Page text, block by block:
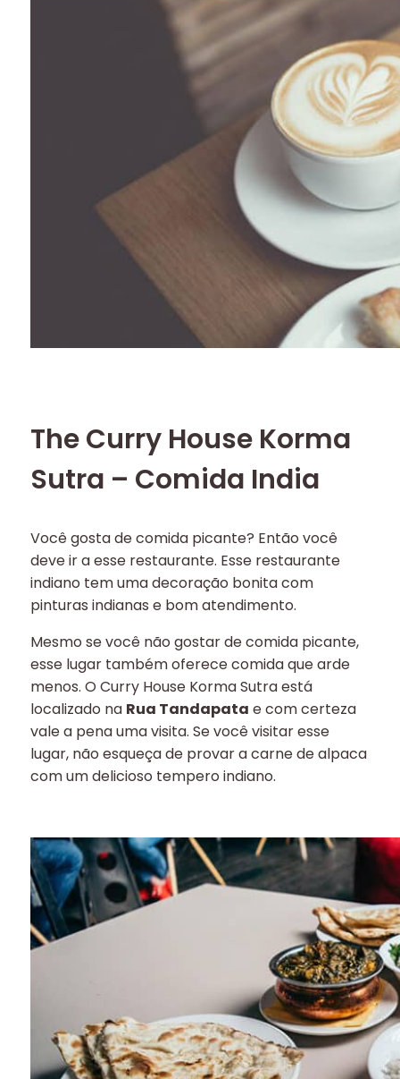
The Curry House Korma
Sutra – Comida India
Você gosta de comida picante? Então você
deve ir a esse restaurante. Esse restaurante
indiano tem uma decoração bonita com
pinturas indianas e bom atendimento.
Mesmo se você não gostar de comida picante,
esse lugar também oferece comida que arde
menos. O Curry House Korma Sutra está
localizado na Rua Tandapata e com certeza
vale a pena uma visita. Se você visitar esse
lugar, não esqueça de provar a carne de alpaca
com um delicioso tempero indiano.